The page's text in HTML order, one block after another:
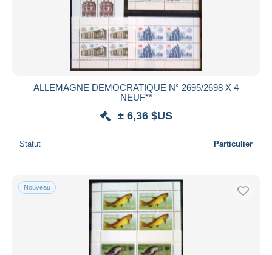
ALLEMAGNE DEMOCRATIQUE N° 2695/2698 X 4
NEUF**
± 6,36 $US
Statut Particulier
Nouveau